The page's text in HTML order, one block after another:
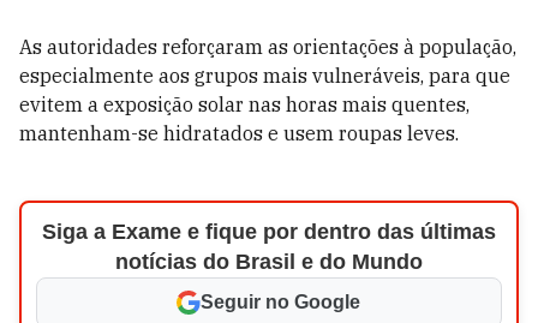
As autoridades reforçaram as orientações à população,
especialmente aos grupos mais vulneráveis, para que
evitem a exposição solar nas horas mais quentes,
mantenham-se hidratados e usem roupas leves.
Siga a Exame e fique por dentro das últimas
notícias do Brasil e do Mundo
Seguir no Google